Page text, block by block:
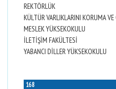
REKTÖRLÜK
KÜLTÜR VARLIKLARINI KORUMA
MESLEK YÜKSEKOKULU
İLETİŞİM FAKÜLTESİ
YABANCI DİLLER YÜKSEKOKULU
168